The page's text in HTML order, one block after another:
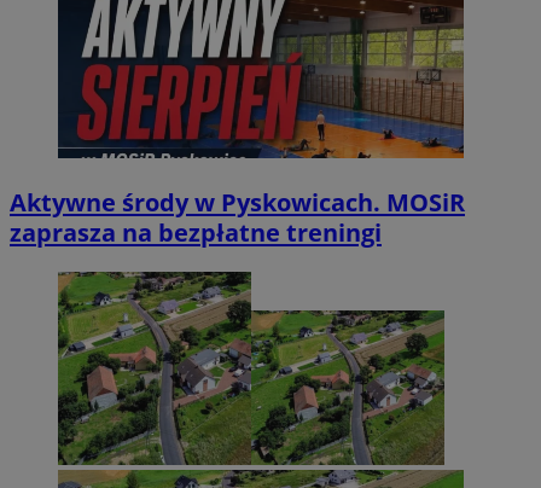
Aktywne środy w Pyskowicach. MOSiR
zaprasza na bezpłatne treningi